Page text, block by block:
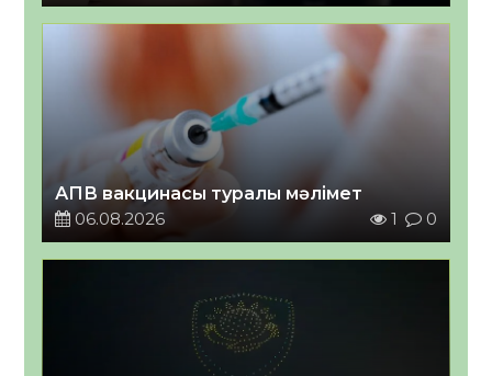
АПВ вакцинасы туралы мәлімет
06.08.2026
1 0